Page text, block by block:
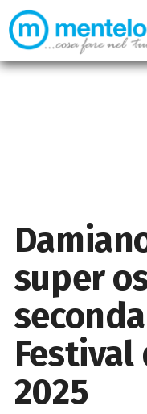
super
Festival
2025